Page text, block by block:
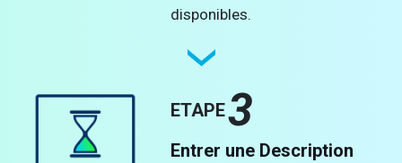
disponibles.
ETAPE3
Entrer une Description